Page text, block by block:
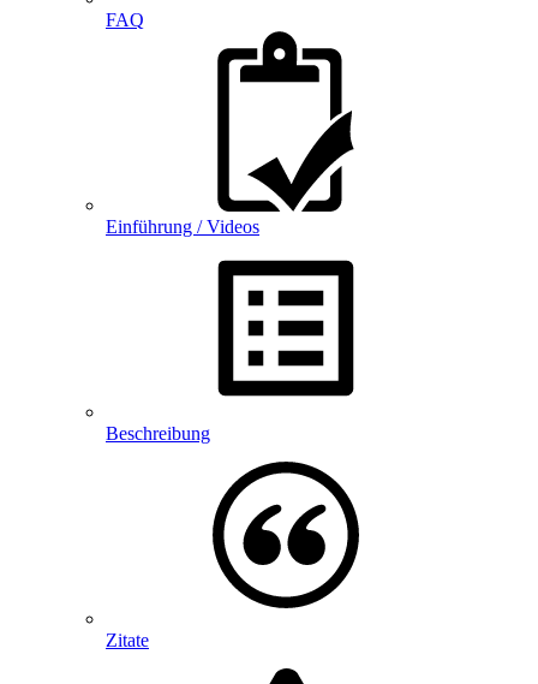
FAQ
Einführung / Videos
Beschreibung
Zitate